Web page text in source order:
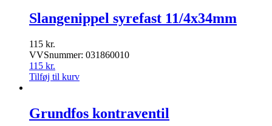
Slangenippel syrefast 11/4x34mm
115 kr.
VVSnummer: 031860010
115 kr.
Tilføj til kurv
Grundfos kontraventil